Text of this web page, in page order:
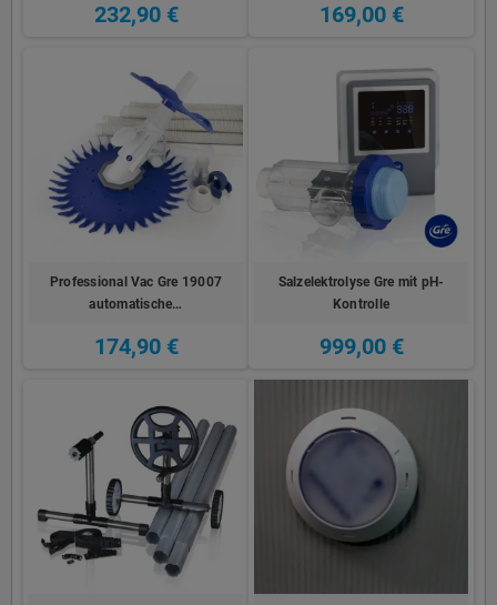
232,90 € 169,00 €
Professional Vac Gre 19007
automatische…
174,90 €
Salzelektrolyse Gre mit pH-
Kontrolle
999,00 €